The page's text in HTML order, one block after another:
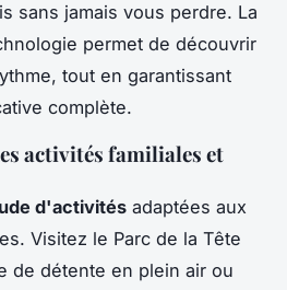
sans jamais vous perdre. La
permet de découvrir
tout en garantissant
complète.
activités familiales et
d'activités adaptées aux
Visitez le Parc de la Tête
de détente en plein air ou